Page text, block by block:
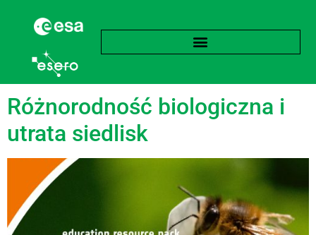
Tag:Populacja
Różnorodność biologiczna i
utrata siedlisk